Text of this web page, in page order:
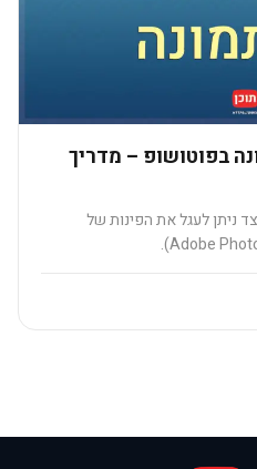
בפוטושופ – מדריך
ניתן לעגל את הפינות של